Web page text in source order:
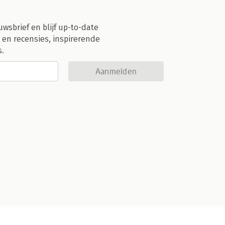
en blijf up-to-date
recensies, inspirerende
Aanmelden